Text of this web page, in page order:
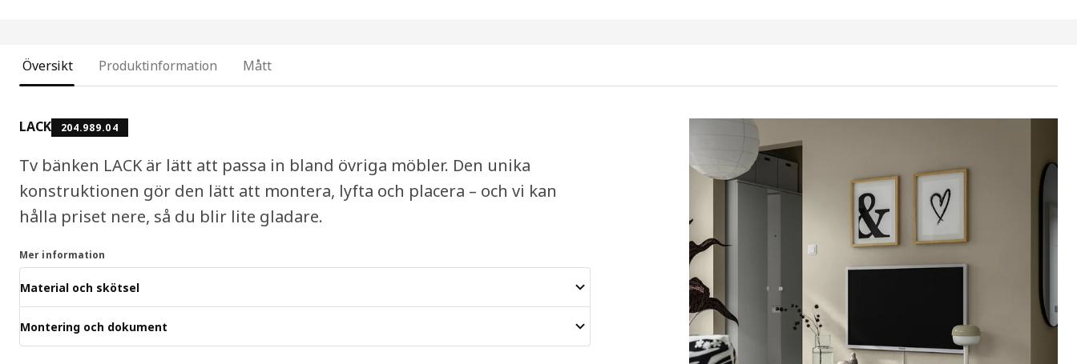
Översikt Produktinformation Mått
LACK 204.989.04
Tv bänken LACK är lätt att passa in bland övriga möbler. Den unika
konstruktionen gör den lätt att montera, lyfta och placera – och vi kan
hålla priset nere, så du blir lite gladare.
Mer information
Material och skötsel
Montering och dokument